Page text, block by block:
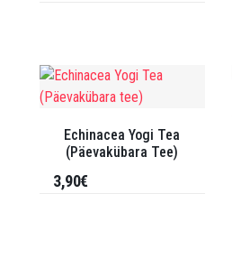
Echinacea Yogi Tea
(Päevakübara Tee)
3,90€